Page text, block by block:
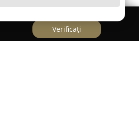
Verificați